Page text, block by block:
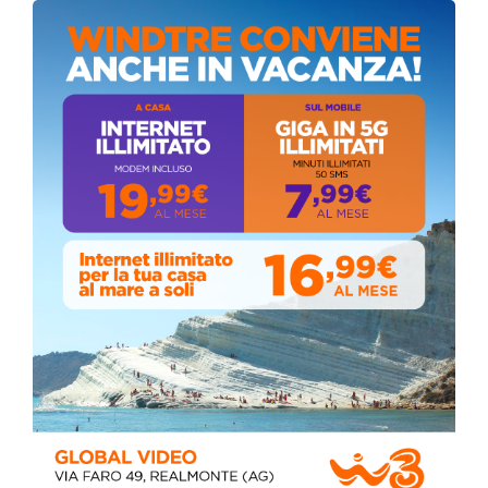
Scrittori, celebrazione a Siculiana (VIDEO)
Giovedì, Luglio 30, 2026
La pandemia covid nella provincia agrigentina,
i dati in dettaglio
Lunedì, Luglio 05, 2021
Circolo della stampa, terzo appuntamento
con il giornalista Giacinto Pipitone
Martedì, Agosto 04, 2026
📅 ESTATE MEDITERRANEA 2026 – COMUNE DI
SICULIANA
July 24, 2026
Siculiana, concerto del 1° Maggio 2026 in
Piazza Umberto I: arrivano I Cugini di
Campagna
April 14, 2026